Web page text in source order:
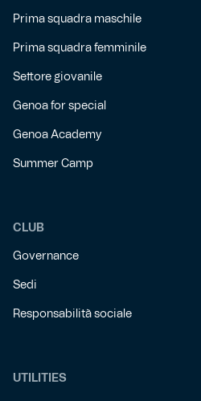
Prima squadra maschile
Prima squadra femminile
Settore giovanile
Genoa for special
Genoa Academy
Summer Camp
CLUB
Governance
Sedi
Responsabilità sociale
UTILITIES